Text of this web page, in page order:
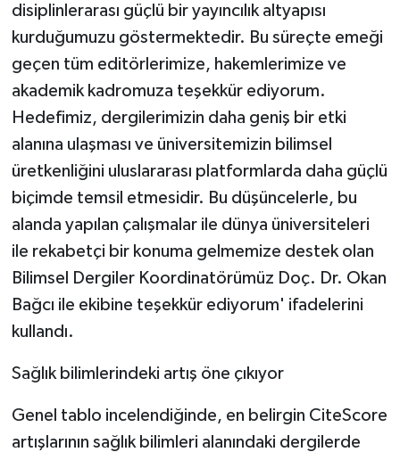
disiplinlerarası güçlü bir yayıncılık altyapısı
kurduğumuzu göstermektedir. Bu süreçte emeği
geçen tüm editörlerimize, hakemlerimize ve
akademik kadromuza teşekkür ediyorum.
Hedefimiz, dergilerimizin daha geniş bir etki
alanına ulaşması ve üniversitemizin bilimsel
üretkenliğini uluslararası platformlarda daha güçlü
biçimde temsil etmesidir. Bu düşüncelerle, bu
alanda yapılan çalışmalar ile dünya üniversiteleri
ile rekabetçi bir konuma gelmemize destek olan
Bilimsel Dergiler Koordinatörümüz Doç. Dr. Okan
Bağcı ile ekibine teşekkür ediyorum' ifadelerini
kullandı.
Sağlık bilimlerindeki artış öne çıkıyor
Genel tablo incelendiğinde, en belirgin CiteScore
artışlarının sağlık bilimleri alanındaki dergilerde